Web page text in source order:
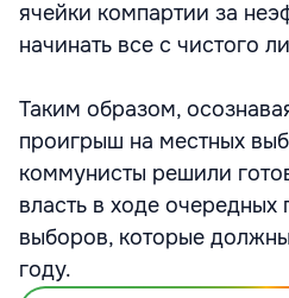
ячейки компартии за
начинать все с чистого
Таким образом,
проигрыш на местных
коммунисты решили
власть в ходе очередных
выборов, которые
году.